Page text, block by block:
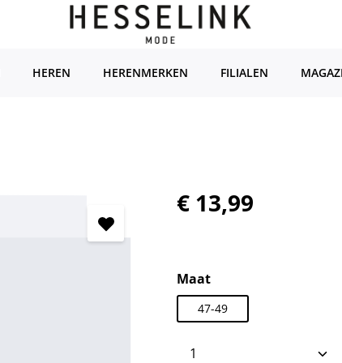
HEREN HERENMERKEN FILIALEN
Normale prijs:
€ 13,99
Selecteer
Maat
47-49